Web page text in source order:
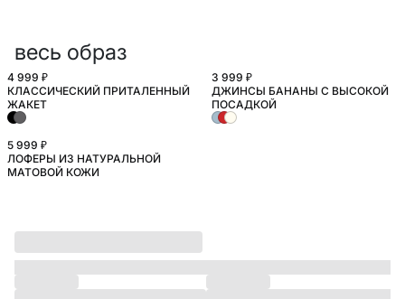
весь образ
4 999 ₽
КЛАССИЧЕСКИЙ ПРИТАЛЕННЫЙ
ЖАКЕТ
БОЛЬШИЕ РАЗМЕРЫ
3 999 ₽
ДЖИНСЫ БАНАНЫ С ВЫСОКОЙ
ПОСАДКОЙ
5 999 ₽
ЛОФЕРЫ ИЗ НАТУРАЛЬНОЙ
МАТОВОЙ КОЖИ